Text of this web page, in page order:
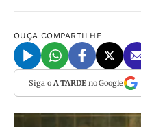
OUÇA COMPARTILHE
Siga o A TARDEno Google